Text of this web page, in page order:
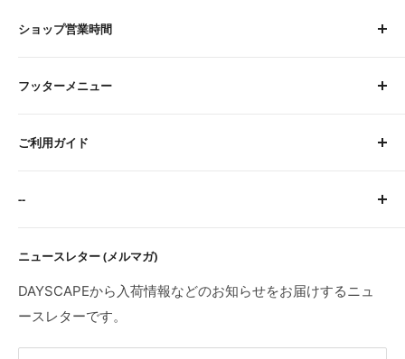
ニュースレター (メルマガ)
DAYSCAPEから入荷情報などのお知らせをお届けするニュ
ースレターです。
ショップ営業時間
土曜 9:00〜12:00
※臨時休業日等はトップページにてご案内します。
フッターメニュー
お問い合わせ
ご利用ガイド
ご注文・お支払いについて
返品・交換・初期不良・海外製品について
--
プライバシーポリシー
利用規約